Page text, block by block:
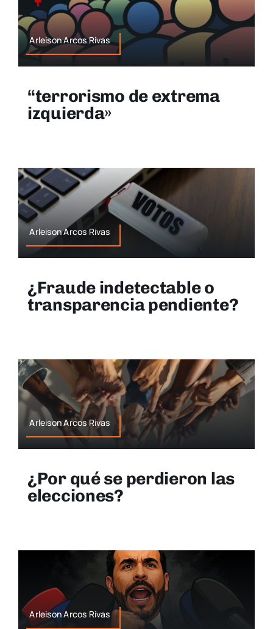
Arleison Arcos Rivas
“terrorismo de extrema
izquierda»
Arleison Arcos Rivas
¿Fraude indetectable o
transparencia pendiente?
Arleison Arcos Rivas
¿Por qué se perdieron las
elecciones?
Arleison Arcos Rivas